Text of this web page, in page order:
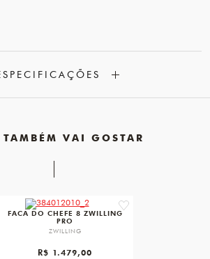
TAMBÉM VAI GOSTAR
favorite
FACA DO CHEFE 8 ZWILLING
PRO
ZWILLING
R$ 1.479,00